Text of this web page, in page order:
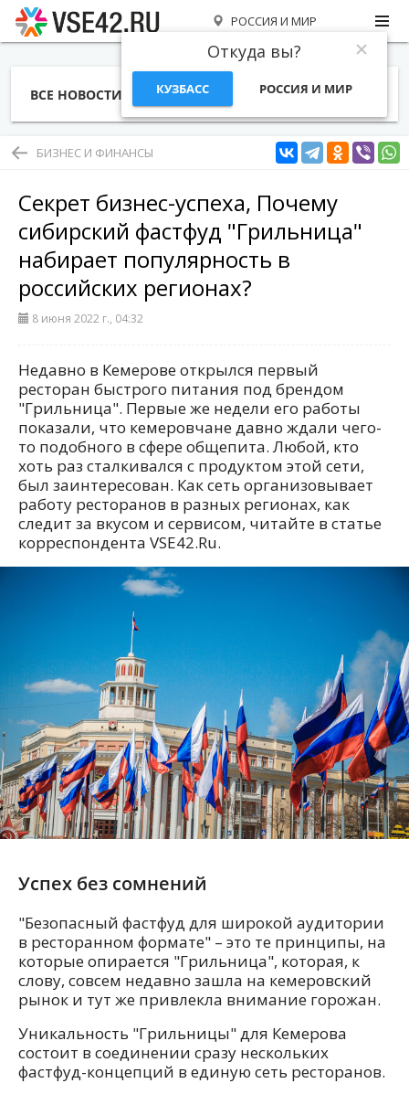
РОССИЯ И МИР
Откуда вы?
КУЗБАСС РОССИЯ И МИР
ВСЕ НОВОСТИ СТАТЬИ ТЕМЫ ФОТО
БИЗНЕС И ФИНАНСЫ
Секрет бизнес-успеха, Почему
сибирский фастфуд "Грильница"
набирает популярность в
российских регионах?
8 июня 2022 г., 04:32
Недавно в Кемерове открылся первый
ресторан быстрого питания под брендом
"Грильница". Первые же недели его работы
показали, что кемеровчане давно ждали чего-
то подобного в сфере общепита. Любой, кто
хоть раз сталкивался с продуктом этой сети,
был заинтересован. Как сеть организовывает
работу ресторанов в разных регионах, как
следит за вкусом и сервисом, читайте в статье
корреспондента VSE42.Ru.
Успех без сомнений
"Безопасный фастфуд для широкой аудитории
в ресторанном формате" – это те принципы, на
которые опирается "Грильница", которая, к
слову, совсем недавно зашла на кемеровский
рынок и тут же привлекла внимание горожан.
Уникальность "Грильницы" для Кемерова
состоит в соединении сразу нескольких
фастфуд-концепций в единую сеть ресторанов.